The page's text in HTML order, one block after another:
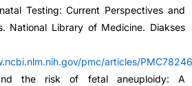
Testing: Current Perspectives and
National Library of Medicine. Diakses
pmc/articles/
the risk of fetal aneuploidy: A